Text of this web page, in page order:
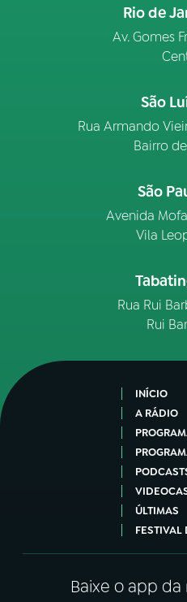
Rio de
Av. Gomes
São
Rua Armando
Bairro
São
Avenida
Vila
Rua Rui
Rui
INÍCIO
A RÁDIO
ÚLTIMAS
FESTIVAL
Baixe o app